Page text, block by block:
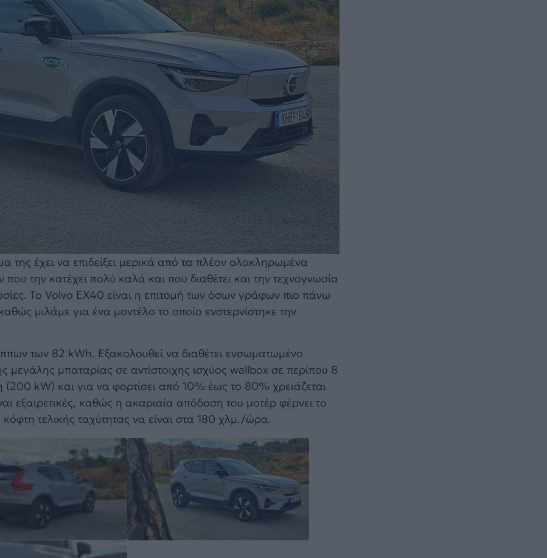
έχει να επιδείξει μερικά από τα πλέον ολοκληρωμένα
την κατέχει πολύ καλά και που διαθέτει και την τεχνογνωσία
Το Volvo EX40 είναι η επιτομή των όσων γράφων πιο πάνω
μιλάμε για ένα μοντέλο το οποίο ενστερνίστηκε την
των 82 kWh. Εξακολουθεί να διαθέτει ενσωματωμένο
μεγάλης μπαταρίας σε αντίστοιχης ισχύος wallbox σε περίπου 8
kW) και για να φορτίσει από 10% έως το 80% χρειάζεται
εξαιρετικές, καθώς η ακαριαία απόδοση του μοτέρ φέρνει το
τελικής ταχύτητας να είναι στα 180 χλμ./ώρα.